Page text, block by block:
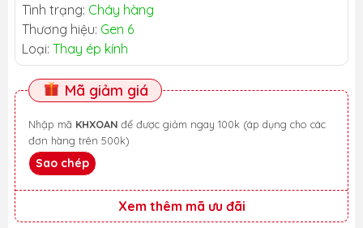
Tình trạng: Cháy hàng
Thương hiệu: Gen 6
Loại: Thay ép kính
Mã giảm giá
Nhập mã KHXOAN
đơn hàng trên 500k)
Sao chép
Xem thêm mã ưu đãi